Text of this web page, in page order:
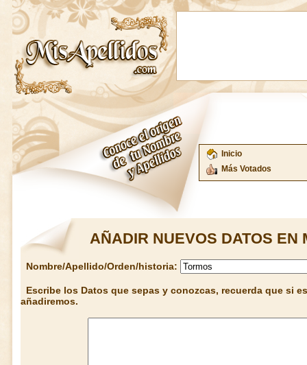
Inicio
Más Votados
AÑADIR NUEVOS DATOS EN
Nombre/Apellido/Orden/historia:
Escribe los Datos que sepas y conozcas, recuerda que si
añadiremos.